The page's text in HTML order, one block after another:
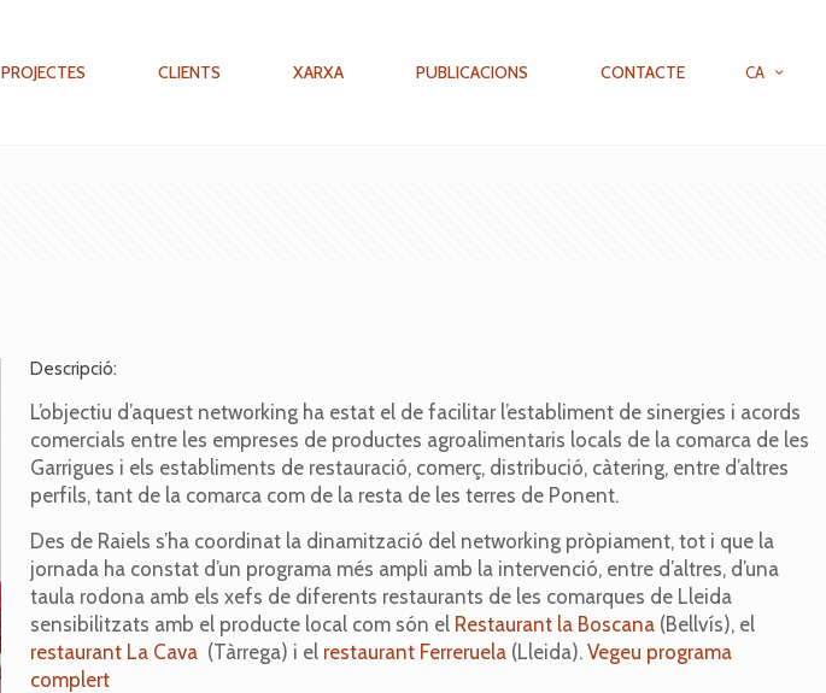
PROJECTES CLIENTS XARXA PUBLICACIONS CONTACTE CA
Descripció:
L’objectiu d’aquest networking ha estat el de facilitar l’establiment de sinergies i acords
comercials entre les empreses de productes agroalimentaris locals de la comarca de les
Garrigues i els establiments de restauració, comerç, distribució, càtering, entre d’altres
perfils, tant de la comarca com de la resta de les terres de Ponent.
Des de Raiels s’ha coordinat la dinamització del networking pròpiament, tot i que la
jornada ha constat d’un programa més ampli amb la intervenció, entre d’altres, d’una
taula rodona amb els xefs de diferents restaurants de les comarques de Lleida
sensibilitzats amb el producte local com són el Restaurant la Boscana (Bellvís), el
restaurant La Cava (Tàrrega) i el restaurant Ferreruela (Lleida). Vegeu programa
complert